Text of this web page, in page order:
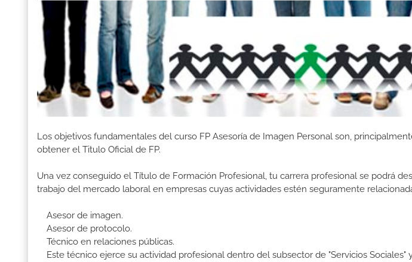
Los objetivos fundamentales del curso FP Asesoría de Imagen Personal son,
obtener el Titulo Oficial de FP.
Una vez conseguido el Título de Formación Profesional, tu carrera profesional se podrá
trabajo del mercado laboral en empresas cuyas actividades estén seguramente
Asesor de imagen.
Asesor de protocolo.
Técnico en relaciones públicas.
Este técnico ejerce su actividad profesional dentro del subsector de "Servicios